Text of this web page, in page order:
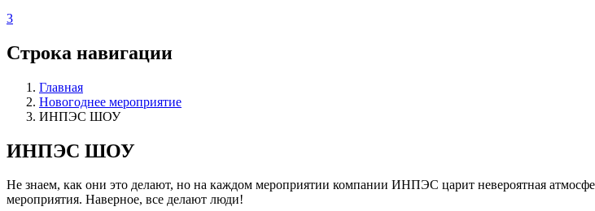
3
Строка навигации
Главная
Новогоднее мероприятие
ИНПЭС ШОУ
ИНПЭС ШОУ
Не знаем, как они это делают, но на каждом мероприятии компании ИНПЭС царит невероятная
мероприятия. Наверное, все делают люди!